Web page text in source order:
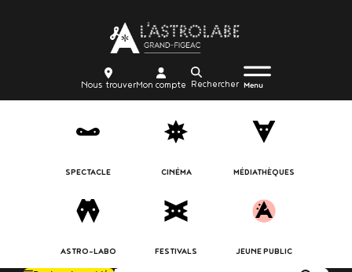
au
contenu
principal
Body
trouver
Nous trouvercompte
Mon compte
Recherche
Menu
burger
Body
icon_trigger
Menu
SPECTACLE CINÉMA MÉDIATHÈQUES
ASTRO-LABO FESTIVALS JEUNE PUBLIC